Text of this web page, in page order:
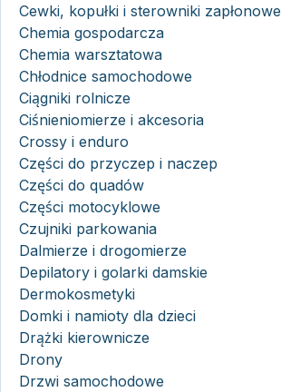
Cewki, kopułki i sterowniki zapłonowe
Chemia gospodarcza
Chemia warsztatowa
Chłodnice samochodowe
Ciągniki rolnicze
Ciśnieniomierze i akcesoria
Crossy i enduro
Części do przyczep i naczep
Części do quadów
Części motocyklowe
Czujniki parkowania
Dalmierze i drogomierze
Depilatory i golarki damskie
Dermokosmetyki
Domki i namioty dla dzieci
Drążki kierownicze
Drony
Drzwi samochodowe